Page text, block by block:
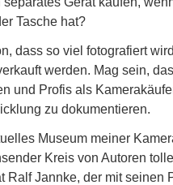
Tasche hat?
dass so viel fotografiert
werden. Mag sein,
und Profis als
zu dokumentieren.
Museum meiner
Kreis von Autoren
Ralf Jannke, der mit seinen